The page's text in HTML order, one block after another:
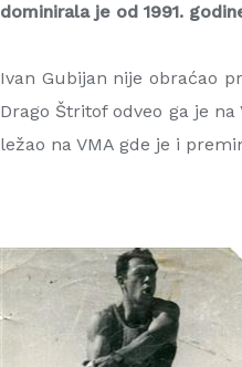
dominirala je od 1991.
Ivan Gubijan nije obraćao
Drago Štritof odveo ga je
ležao na VMA gde je i